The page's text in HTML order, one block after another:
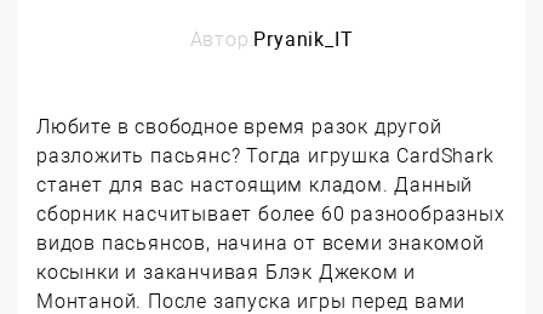
Автор:Pryanik_IT
Любите в свободное время разок другой
разложить пасьянс? Тогда игрушка CardShark
станет для вас настоящим кладом. Данный
сборник насчитывает более 60 разнообразных
видов пасьянсов, начина от всеми знакомой
косынки и заканчивая Блэк Джеком и
Монтаной. После запуска игры перед вами